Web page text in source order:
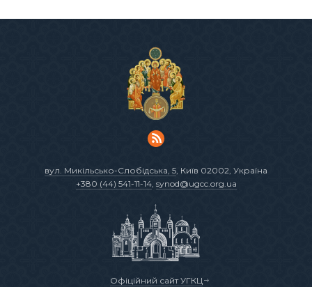
вул. Микільсько-Слобідська, 5, Київ 02002, Україна
+380 (44) 541-11-14, synod@ugcc.org.ua
Офіційний сайт УГКЦ